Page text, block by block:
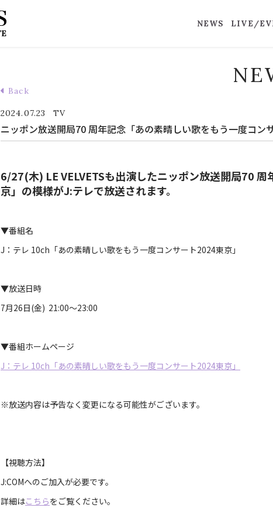
NEWS LIVE/
Back
2024.07.23 TV
ニッポン放送開局70 周年記念「あの素晴しい歌をもう一度コン
6/27(木) LE VELVETSも出演したニッポン放送開局70
京」 の模様がJ:テレで放送されます。
▼番組名
J：テレ 10ch「あの素晴しい歌をもう一度コンサート2024東京」
▼放送日時
7月26日(金) 21:00〜23:00
▼番組ホームページ
J：テレ 10ch「あの素晴しい歌をもう一度コンサート2024東京」
※放送内容は予告なく変更になる可能性がございます。
【視聴方法】
J:COMへのご加入が必要です。
詳細はこちらをご覧ください。